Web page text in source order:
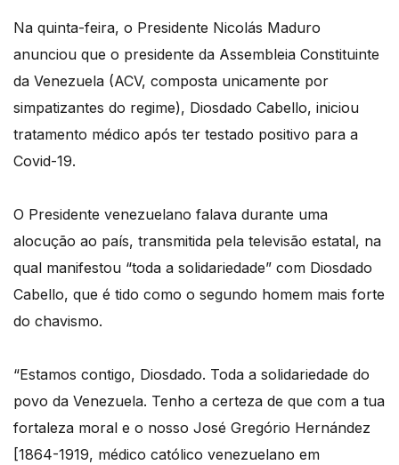
Na quinta-feira, o Presidente Nicolás Maduro
anunciou que o presidente da Assembleia Constituinte
da Venezuela (ACV, composta unicamente por
simpatizantes do regime), Diosdado Cabello, iniciou
tratamento médico após ter testado positivo para a
Covid-19.
O Presidente venezuelano falava durante uma
alocução ao país, transmitida pela televisão estatal, na
qual manifestou “toda a solidariedade” com Diosdado
Cabello, que é tido como o segundo homem mais forte
do chavismo.
“Estamos contigo, Diosdado. Toda a solidariedade do
povo da Venezuela. Tenho a certeza de que com a tua
fortaleza moral e o nosso José Gregório Hernández
[1864-1919, médico católico venezuelano em